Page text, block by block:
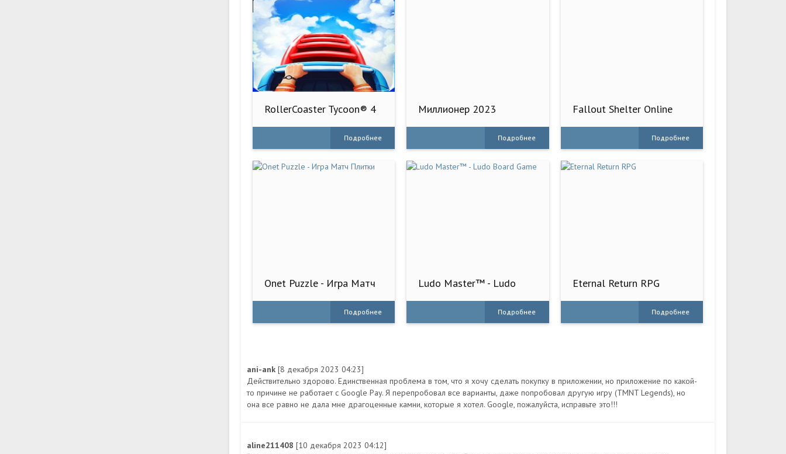
RollerCoaster Tycoon® 4
Подробнее
Миллионер 2023
Подробнее
Fallout Shelter Online
Подробнее
Onet Puzzle - Игра Матч
Подробнее
Ludo Master™ - Ludo
Подробнее
Eternal Return RPG
Подробнее
ani-ank [8 декабря 2023 04:23]
Действительно здорово. Единственная проблема в том, что я хочу сделать покупку в приложении, но приложение по какой-
то причине не работает с Google Pay. Я перепробовал все варианты, даже попробовал другую игру (TMNT Legends), но
она все равно не дала мне драгоценные камни, которые я хотел. Google, пожалуйста, исправьте это!!!
aline211408 [10 декабря 2023 04:12]